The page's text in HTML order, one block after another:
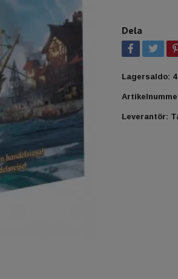
Dela
Lagersaldo: 4
Leverantör: